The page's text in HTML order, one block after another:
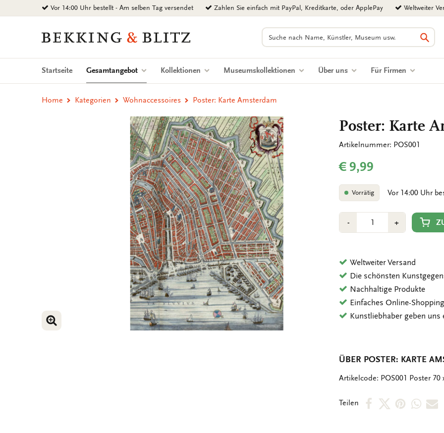
zum
Vor 14:00 Uhr bestellt - Am selben Tag versendet Zahlen Sie einfach mit PayPal, Kreditkarte, oder ApplePay Weltweiter
Bekking
Blitz
Uitgevers
Suchen
Startseite Gesamtangebot (current)Kollektionen Museumskollektionen Über uns Für Firmen
Home Kategorien Wohnaccessoires Poster: Karte Amsterdam
BILD VERGRÖSSERN
Poster: Karte
Artikelnummer: POS001
€ 9,99
Vorrätig Vor 14:00 Uhr
-Min
1
+Plus
1
Weltweiter Versand
Die schönsten
Nachhaltige Produkte
Einfaches Online-Shopping
Kunstliebhaber geben uns
ÜBER POSTER: KARTE
OMSCHRIJVING
Artikelcode: POS001 Poster 70
Teilen
Per Per Per Per